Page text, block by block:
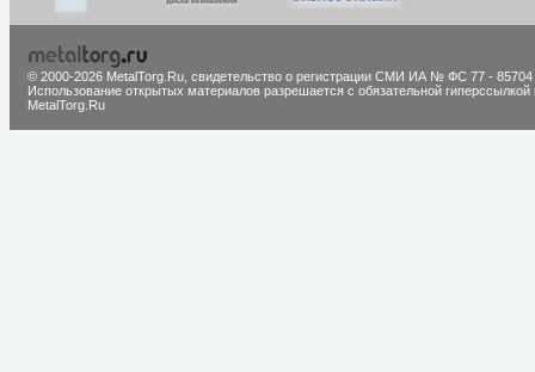
© 2000-2026 MetalTorg.Ru, cвидетельство о регистрации СМИ ИА № ФС 77 - 85704
Использование открытых материалов разрешается с обязательной гиперссылкой
MetalTorg.Ru